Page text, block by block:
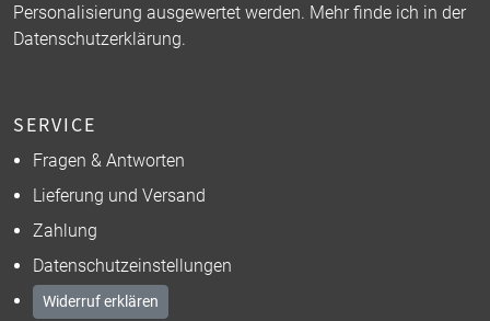
Personalisierung ausgewertet werden. Mehr finde ich in der
Datenschutzerklärung.
SERVICE
Fragen & Antworten
Lieferung und Versand
Zahlung
Datenschutzeinstellungen
Widerruf erklären